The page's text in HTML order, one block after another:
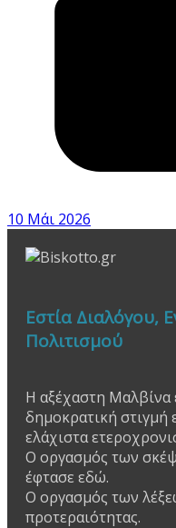
10 Μάι 2026
Εστία Διαλόγου,
Πολιτισμού
Η αξέχαστη Μαλβίνα
δημοκρατική στιγμή
ελάχιστα
Ο οργασμός των
έφτασε εδώ.
Ο οργασμός των
προτεραιότητας.